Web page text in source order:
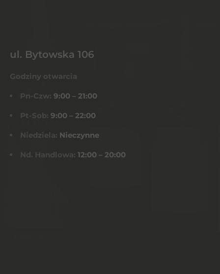
ul. Bytowska 106
Godziny otwarcia
Pn-Czw: 9:00 – 21:00
Pt-Sob: 9:00 – 22:00
Niedziela: Nieczynne
Nd. Handlowa: 12:00 – 20:00